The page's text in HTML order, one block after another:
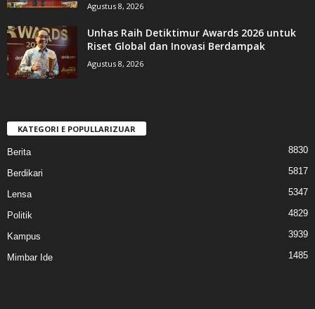
Agustus 8, 2026
Unhas Raih Detiktimur Awards 2026 untuk
Riset Global dan Inovasi Berdampak
Agustus 8, 2026
KATEGORI E POPULLARIZUAR
Berita 8830
Berdikari 5817
Lensa 5347
Politik 4829
Kampus 3939
Mimbar Ide 1485